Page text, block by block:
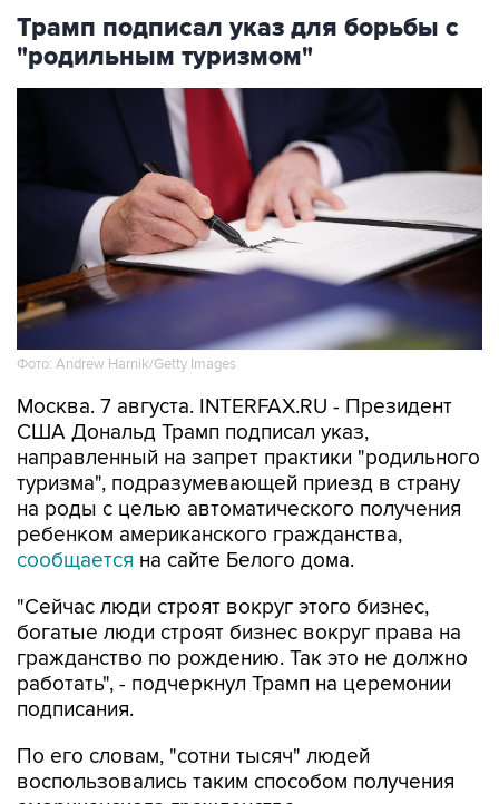
"родильным туризмом"
Фото: Andrew Harnik/Getty Images
Москва. 7 августа. INTERFAX.RU - Президент
направленный на запрет практики "родильного
туризма", подразумевающей приезд в страну
на роды с целью автоматического получения
ребенком американского гражданства,
сообщаетсяна сайте Белого дома.
"Сейчас люди строят вокруг этого бизнес,
гражданство по рождению. Так это не должно
работать", - подчеркнул Трамп на церемонии
подписания.
По его словам, "сотни тысяч" людей
американского гражданства.